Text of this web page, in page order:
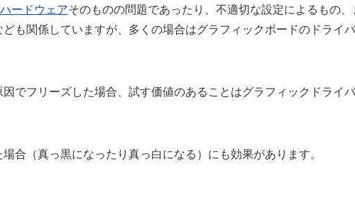
ハードウェアそのものの問題であったり、不適切な設定によるもの
も関係していますが、多くの場合はグラフィックボードのドライ
でフリーズした場合、試す価値のあることはグラフィックドライ
合（真っ黒になったり真っ白になる）にも効果があります。